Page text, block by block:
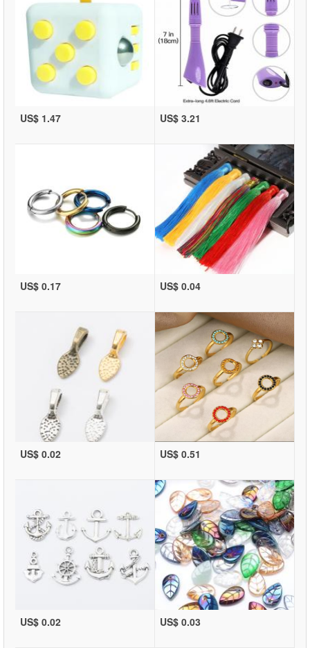
US$ 1.47 US$ 3.21
US$ 0.17 US$ 0.04
US$ 0.02 US$ 0.51
US$ 0.02 US$ 0.03